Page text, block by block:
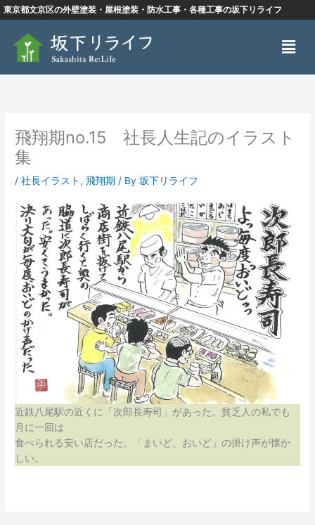
内
容
東京都文京区の外壁塗装・屋根塗装・防水工事・各種工事の坂下リライフ
メ
ニ
ュ
飛翔期no.15 社長人生記のイラスト
集
/社長イラスト ,飛翔期 / By坂下リライフ
近鉄八尾駅の近くに「次郎長寿司」があった。貧乏人の私でも
月に一回は
食べられる安い店だった。「まいど、おいど」の掛け声が懐か
しい。